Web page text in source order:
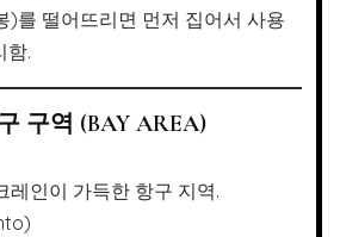
)를 떨어뜨리면 먼저 집어서 사용
함.
구역 (BAY AREA)
레인이 가득한 항구 지역.